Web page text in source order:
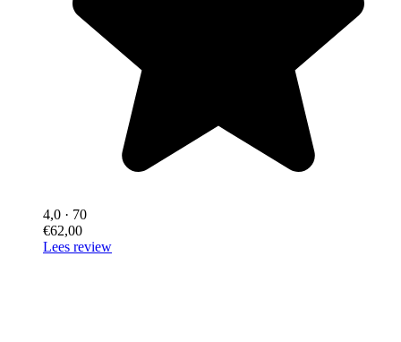
4,0 · 70
€62,00
Lees review